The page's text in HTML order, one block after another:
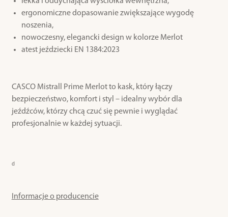
ergonomiczne dopasowanie zwiększające wygodę
noszenia,
nowoczesny, elegancki design w kolorze Merlot
atest jeździecki EN 1384:2023
CASCO Mistrall Prime Merlot to kask, który łączy
bezpieczeństwo, komfort i styl – idealny wybór dla
jeźdźców, którzy chcą czuć się pewnie i wyglądać
profesjonalnie w każdej sytuacji.
d
Informacje o producencie